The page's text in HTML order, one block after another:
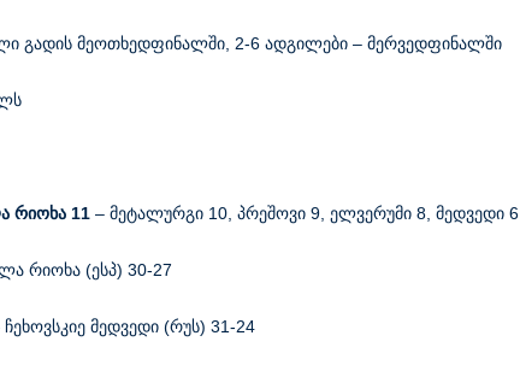
გადის მეოთხედფინალში, 2-6 ადგილები – მერვედფინალში
რიოხა 11 – მეტალურგი 10, პრეშოვი 9, ელვერუმი 8, მედვედი 6
რიოხა (ესპ) 30-27
მედვედი (რუს) 31-24